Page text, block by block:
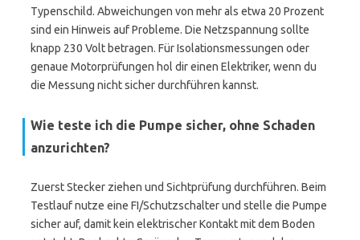
Typenschild. Abweichungen von mehr als etwa 20 Prozent
sind ein Hinweis auf Probleme. Die Netzspannung sollte
knapp 230 Volt betragen. Für Isolationsmessungen oder
genaue Motorprüfungen hol dir einen Elektriker, wenn du
die Messung nicht sicher durchführen kannst.
Wie teste ich die Pumpe sicher, ohne Schaden
anzurichten?
Zuerst Stecker ziehen und Sichtprüfung durchführen. Beim
Testlauf nutze eine FI/Schutzschalter und stelle die Pumpe
sicher auf, damit kein elektrischer Kontakt mit dem Boden